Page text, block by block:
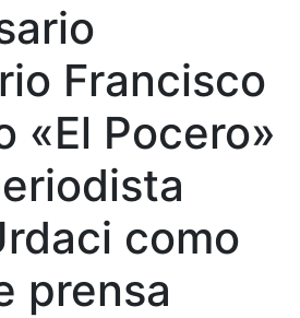
Francisco
«El Pocero»
como
prensa